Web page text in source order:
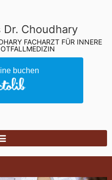
Dr. Choudhary
FACHARZT FÜR INNERE
buchen